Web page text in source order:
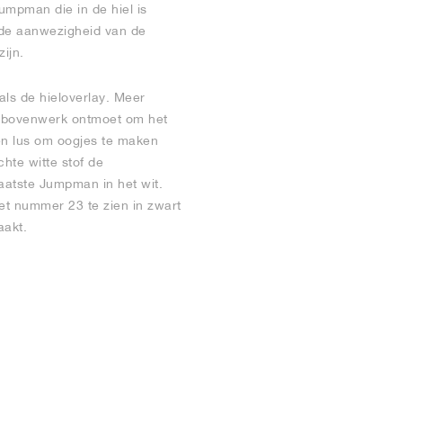
die in de hiel is
aanwezigheid van de
de hieloverlay. Meer
ontmoet om het
lus om oogjes te maken
witte stof de
Jumpman in het wit.
nummer 23 te zien in zwart